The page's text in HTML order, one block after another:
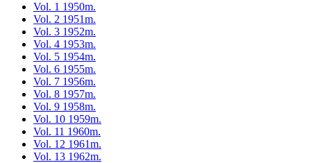
Vol. 1 1950m.
Vol. 2 1951m.
Vol. 3 1952m.
Vol. 4 1953m.
Vol. 5 1954m.
Vol. 6 1955m.
Vol. 7 1956m.
Vol. 8 1957m.
Vol. 9 1958m.
Vol. 10 1959m.
Vol. 11 1960m.
Vol. 12 1961m.
Vol. 13 1962m.